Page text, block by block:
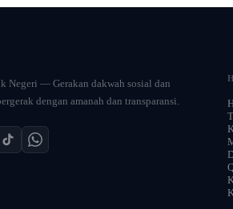
Negeri — Gerakan dakwah sosial dan
dengan amanah dan transparansi.